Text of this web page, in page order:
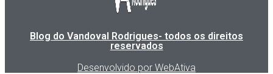
Blog do Vandoval Rodrigues- todos os direitos
reservados
Desenvolvido por WebAtiva